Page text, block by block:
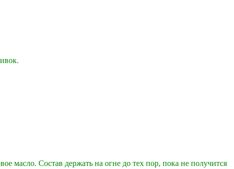
масло. Состав держать на огне до тех пор, пока не получится